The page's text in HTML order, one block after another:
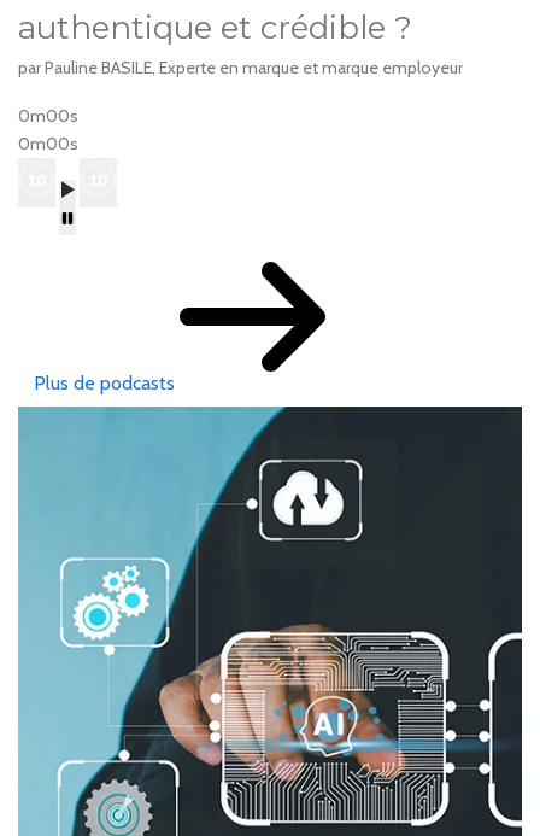
authentique et crédible ?
par Pauline BASILE, Experte en marque et marque employeur
0m00s
0m00s
Plus de podcasts